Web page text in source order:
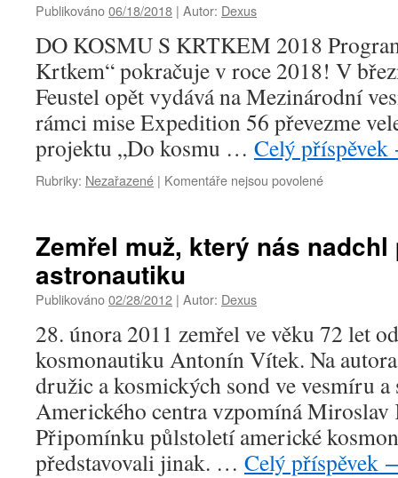
Publikováno06/18/2018 | Autor: Dexus
DO KOSMU S KRTKEM 2018
Krtkem“ pokračuje v roce 2018! V
Feustel opět vydává na Mezinárodní
rámci mise Expedition 56 převezme
projektu „Do kosmu … Celý příspěvek
Rubriky: Nezařazené | Komentáře nejsou povolenéu
Zemřel muž, který nás
astronautiku
Publikováno02/28/2012 | Autor: Dexus
28. února 2011 zemřel ve věku 72 let
kosmonautiku Antonín Vítek. Na
družic a kosmických sond ve vesmíru
Amerického centra vzpomíná Miroslav
Připomínku půlstoletí americké
představovali jinak. … Celý příspěvek